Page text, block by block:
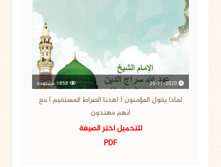
1858 مشاهدة
لماذا يقول المؤمنون ( اهدنا الصراط المستقيم ) مع
أنهم مهتدون
للتحميل اختر الصيغة
PDF